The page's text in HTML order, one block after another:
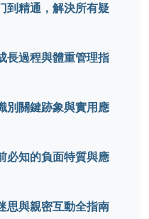
到精通，解決所有疑
長過程與體重管理指
別關鍵跡象與實用應
必知的負面特質與應
思與親密互動全指南